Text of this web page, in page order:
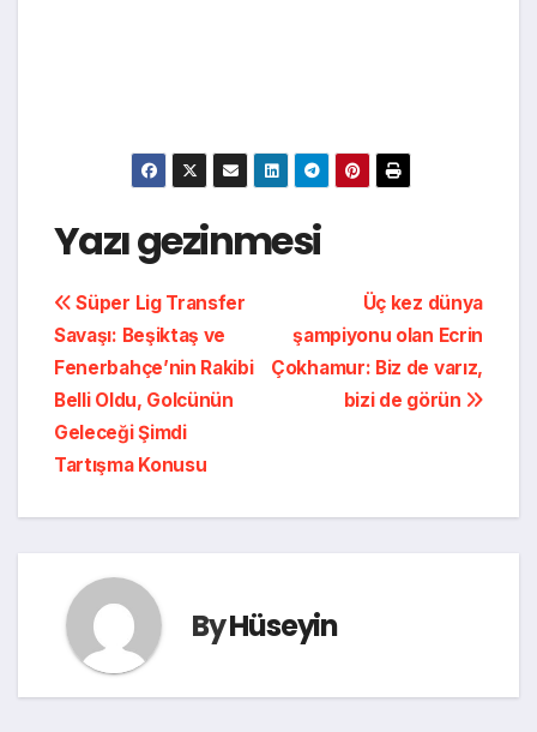
Yazı gezinmesi
Üç kez dünya
şampiyonu olan Ecrin
Çokhamur: Biz de varız,
bizi de görün
Süper Lig Transfer
Savaşı: Beşiktaş ve
Fenerbahçe’nin Rakibi
Belli Oldu, Golcünün
Geleceği Şimdi
Tartışma Konusu
ByHüseyin